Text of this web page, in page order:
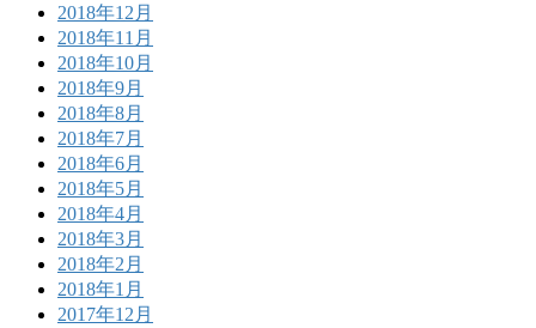
2018年12月
2018年11月
2018年10月
2018年9月
2018年8月
2018年7月
2018年6月
2018年5月
2018年4月
2018年3月
2018年2月
2018年1月
2017年12月